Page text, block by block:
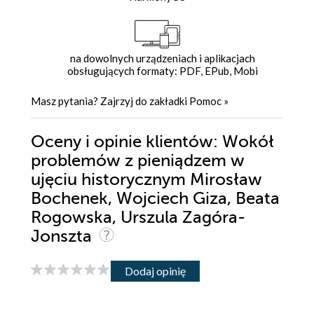
na dowolnych urządzeniach i aplikacjach
obsługujących formaty: PDF, EPub, Mobi
Masz pytania? Zajrzyj do zakładki Pomoc »
Oceny i opinie klientów: Wokół
problemów z pieniądzem w
ujęciu historycznym Mirosław
Bochenek, Wojciech Giza, Beata
Rogowska, Urszula Zagóra-
Jonszta
Dodaj opinię